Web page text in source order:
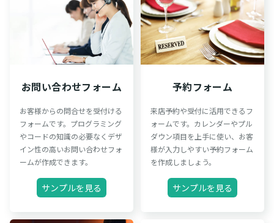
お問い合わせフォーム
お客様からの問合せを受付ける
フォームです。プログラミング
やコードの知識の必要なくデザ
イン性の高いお問い合わせフォ
ームが作成できます。
サンプルを見る
予約フォーム
来店予約や受付に活用できるフ
ォームです。カレンダーやプル
ダウン項目を上手に使い、お客
様が入力しやすい予約フォーム
を作成しましょう。
サンプルを見る